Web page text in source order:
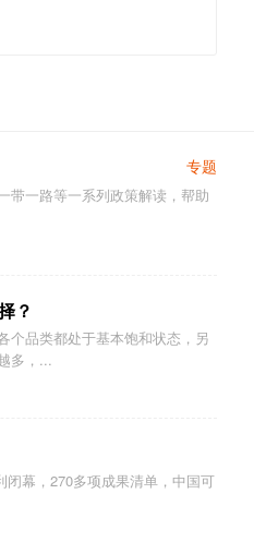
专题
带一路等一系列政策解读，帮助
？
个品类都处于基本饱和状态，另
多，...
闭幕，270多项成果清单，中国可